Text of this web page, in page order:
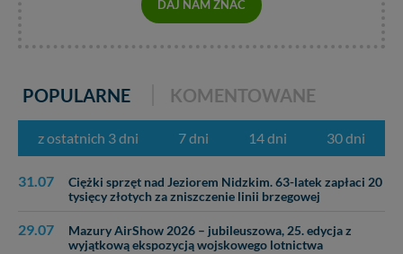
DAJ NAM ZNAĆ
POPULARNE KOMENTOWANE
z ostatnich 3 dni 7 dni 14 dni 30 dni
31.07
Ciężki sprzęt nad Jeziorem Nidzkim. 63-latek zapłaci 20
tysięcy złotych za zniszczenie linii brzegowej
29.07
Mazury AirShow 2026 – jubileuszowa, 25. edycja z
wyjątkową ekspozycją wojskowego lotnictwa
praw w odniesieniu do informacji zawartych w plikach
Dziękujemy, i życzmy miłego odkrywania Mazur na
nowo...